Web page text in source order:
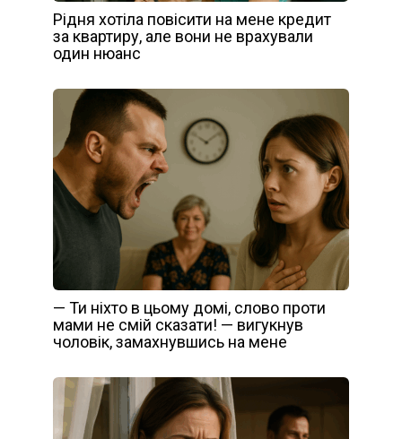
Рідня хотіла повісити на мене кредит
за квартиру, але вони не врахували
один нюанс
— Ти ніхто в цьому домі, слово проти
мами не смій сказати! — вигукнув
чоловік, замахнувшись на мене